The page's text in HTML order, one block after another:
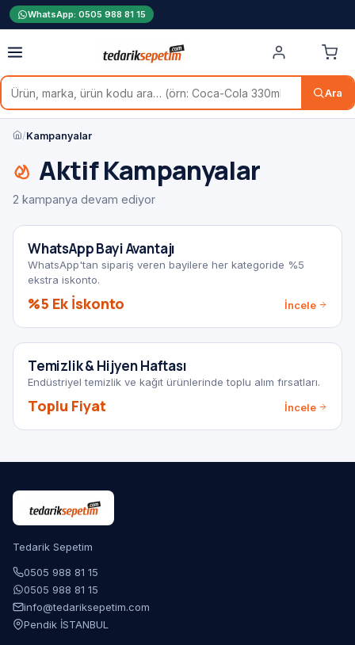
WhatsApp: 0505 988 81 15
Ara
/Kampanyalar
Aktif Kampanyalar
2 kampanya devam ediyor
BAYİLERE ÖZEL
WhatsApp Bayi Avantajı
WhatsApp'tan sipariş veren bayilere her kategoride %5
ekstra iskonto.
%5 Ek İskonto İncele
YENİ
Temizlik & Hijyen Haftası
Endüstriyel temizlik ve kağıt ürünlerinde toplu alım fırsatları.
Toplu Fiyat İncele
Tedarik Sepetim
0505 988 81 15
0505 988 81 15
info@tedariksepetim.com
Pendik İSTANBUL